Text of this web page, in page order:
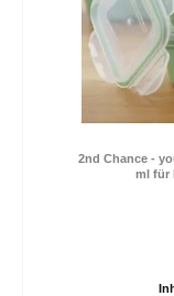
2nd Chance -
ml für